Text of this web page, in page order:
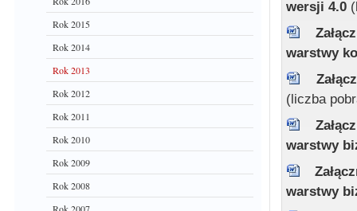
Rok 2015
Rok 2014
Rok 2013
Rok 2012
Rok 2011
Rok 2010
Rok 2009
Rok 2008
wersji 4.0
warstwy
(liczba
warstwy
warstwy